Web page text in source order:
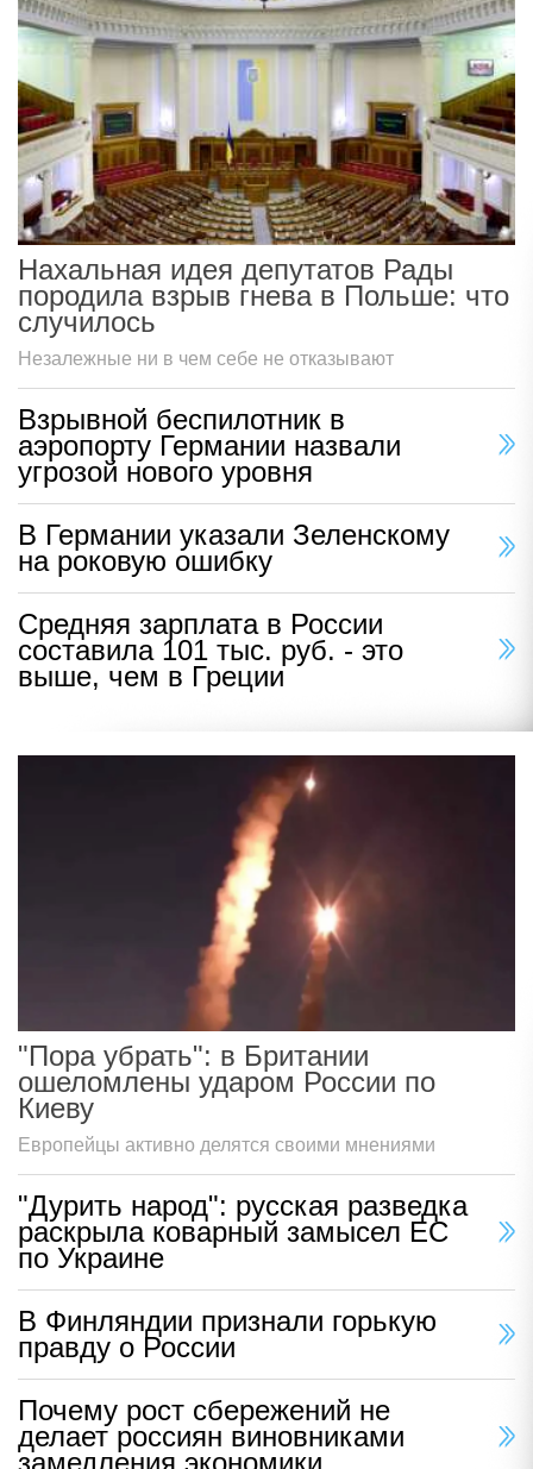
Нахальная идея депутатов Рады
породила взрыв гнева в Польше: что
случилось
Незалежные ни в чем себе не отказывают
Взрывной беспилотник в
аэропорту Германии назвали
угрозой нового уровня
В Германии указали Зеленскому
на роковую ошибку
Средняя зарплата в России
составила 101 тыс. руб. - это
выше, чем в Греции
"Пора убрать": в Британии
ошеломлены ударом России по
Киеву
Европейцы активно делятся своими мнениями
"Дурить народ": русская разведка
раскрыла коварный замысел ЕС
по Украине
В Финляндии признали горькую
правду о России
Почему рост сбережений не
делает россиян виновниками